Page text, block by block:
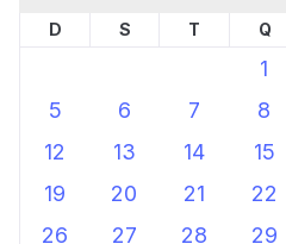
D S T Q
1
5
6 7 8
12
13 14 15
19
20 21 22
26
27 28 29